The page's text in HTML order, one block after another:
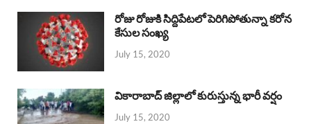
రోజు రోజుకి సిద్దిపేటలో పెరిగిపోతున్నా కరోన
కేసుల సంఖ్య
July 15, 2020
వికారాబాద్ జిల్లాలో కురుస్తున్న భారీ వర్షం
July 15, 2020